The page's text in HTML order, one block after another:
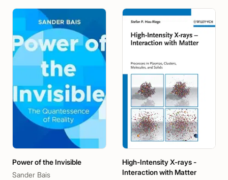
Power of the Invisible
Sander Bais
High-Intensity X-rays -
Interaction with Matter